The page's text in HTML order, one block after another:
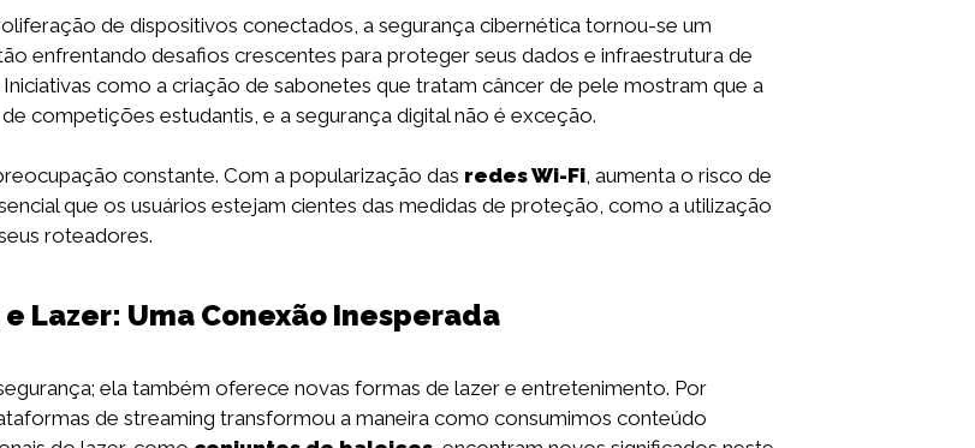
de dispositivos conectados, a segurança cibernética tornou-se um
enfrentando desafios crescentes para proteger seus dados e infraestrutura de
como a criação de sabonetes que tratam câncer de pele mostram que a
competições estudantis, e a segurança digital não é exceção.
constante. Com a popularização das redes Wi-Fi, aumenta o risco de
que os usuários estejam cientes das medidas de proteção, como a utilização
roteadores.
Lazer: Uma Conexão Inesperada
ela também oferece novas formas de lazer e entretenimento. Por
de streaming transformou a maneira como consumimos conteúdo